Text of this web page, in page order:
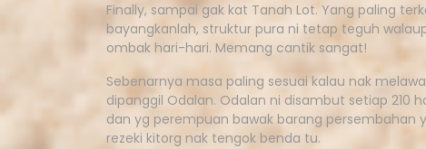
Finally, sampai gak kat Tanah Lot. Yang paling
bayangkanlah, struktur pura ni tetap teguh
ombak hari-hari. Memang cantik sangat!
Sebenarnya masa paling sesuai kalau nak
dipanggil Odalan. Odalan ni disambut setiap 210
dan yg perempuan bawak barang persembahan
rezeki kitorg nak tengok benda tu.